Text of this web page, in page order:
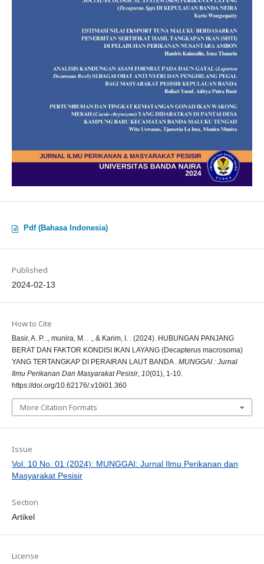
Pdf (Bahasa Indonesia)
Published
2024-02-13
How to Cite
Basir, A. P. ., munira, M. . ., & Karim, I. . (2024). HUBUNGAN PANJANG
BERAT DAN FAKTOR KONDISI IKAN LAYANG (Decapterus macrosoma)
YANG TERTANGKAP DI PERAIRAN LAUT BANDA . MUNGGAI : Jurnal
Ilmu Perikanan Dan Masyarakat Pesisir, 10(01), 1-10.
https://doi.org/10.62176/.v10i01.360
More Citation Formats
Issue
Vol. 10 No. 01 (2024): MUNGGAI: Jurnal Ilmu Perikanan dan
Masyarakat Pesisir
Section
Artikel
License